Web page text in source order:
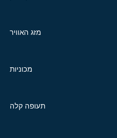
מזג האוויר
מכוניות
תעופה קלה